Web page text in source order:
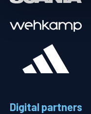
Digital partners